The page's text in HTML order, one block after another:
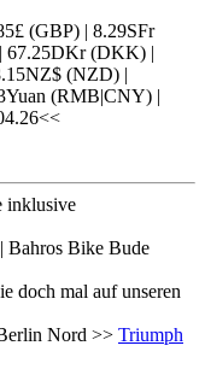
(GBP) | 8.29SFr
67.25DKr (DKK) |
(NZD) |
(RMB|CNY) |
inklusive
Bahros Bike Bude
doch mal auf unseren
Nord >> Triumph